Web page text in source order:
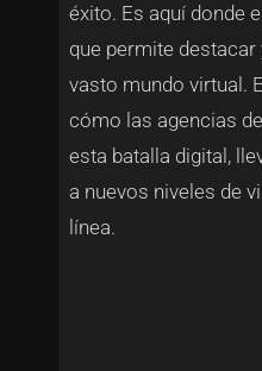
éxito. Es aquí donde
que permite
vasto mundo virtual.
cómo las agencias
esta batalla digital,
a nuevos niveles de
línea.